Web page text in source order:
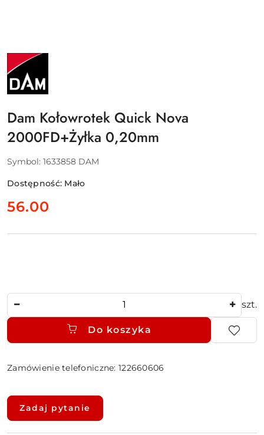
NAZWA
PRODUCENTA:
DAM
SVENDSEN
SPORT
Dam Kołowrotek Quick Nova
2000FD+Żyłka 0,20mm
Symbol: 1633858 DAM
Dostępność: Mało
cena:
56.00
szt.
Do koszyka
Zamówienie telefoniczne: 122660606
Dostępność
dostawa
Zadaj pytanie